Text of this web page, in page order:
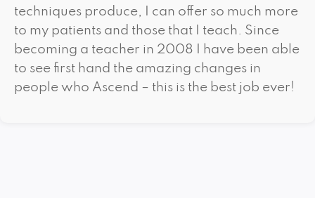
techniques produce, I can offer so much more
to my patients and those that I teach. Since
becoming a teacher in 2008 I have been able
to see first hand the amazing changes in
people who Ascend – this is the best job ever!